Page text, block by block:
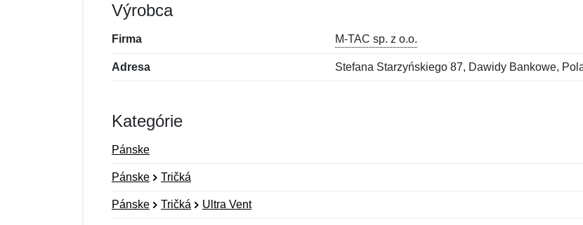
Výrobca
Firma M-TAC sp. z o.o.
Adresa Stefana Starzyńskiego 87, Dawidy Bankowe,
Kategórie
Pánske
Pánske Tričká
Pánske Tričká Ultra Vent